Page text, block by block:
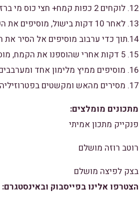
12. לוקחים 2 כפות קמח+ חצי כוס מי ברז קרים ומערבבים טוב שלא יהיו גושים.
13. לאחר 10 דקות בישול, מוסיפים את הכמון ומלח במידה וצריך.
14.תוך כדי ערבוב מוסיפים אל הסיר את הקמח המעורבב עם מים.
15. 5 דקות אחרי שהוספנו את הקמח, מוסיפים את האיטריות ומבשלים 5 דקות נוספות.
16. מוסיפים ממיץ מלימון אחד ומערבבים.
17. מסירים מהאש ומקשטים בפטרוזיליה ומגישים.
מתכונים מומלצים:
פנקייק מתכון אמיתי
רוטב רוזה מושלם
בצק לפיצה מושלם
הצטרפו אלינו בפייסבוק ובאינסטגרם: